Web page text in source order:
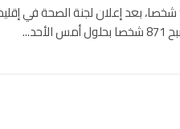
ارتفع عدد وفيات فيروس كورونا في الصين إلى 902 شخصا، بعد إعلان لجنة الصحة في